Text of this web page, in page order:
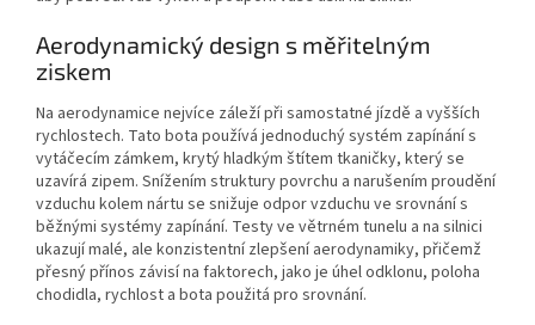
Aerodynamický design s měřitelným
ziskem
Na aerodynamice nejvíce záleží při samostatné jízdě a vyšších
rychlostech. Tato bota používá jednoduchý systém zapínání s
vytáčecím zámkem, krytý hladkým štítem tkaničky, který se
uzavírá zipem. Snížením struktury povrchu a narušením proudění
vzduchu kolem nártu se snižuje odpor vzduchu ve srovnání s
běžnými systémy zapínání. Testy ve větrném tunelu a na silnici
ukazují malé, ale konzistentní zlepšení aerodynamiky, přičemž
přesný přínos závisí na faktorech, jako je úhel odklonu, poloha
chodidla, rychlost a bota použitá pro srovnání.